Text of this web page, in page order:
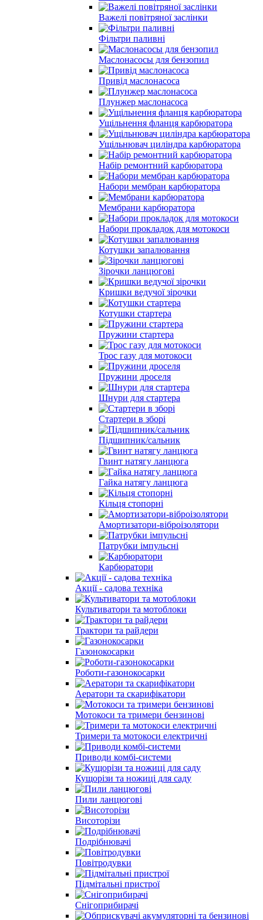
Важелі повітряної заслінки
Фільтри паливні
Маслонасосы для бензопил
Привід маслонасоса
Плунжер маслонасоса
Ущільнення фланця карбюратора
Ущільнювач циліндра карбюратора
Набір ремонтний карбюратора
Набори мембран карбюратора
Мембрани карбюратора
Набори прокладок для мотокоси
Котушки запалювання
Зірочки ланцюгові
Кришки ведучої зірочки
Котушки стартера
Пружини стартера
Трос газу для мотокоси
Пружини дроселя
Шнури для стартера
Стартери в зборі
Підшипник/сальник
Гвинт натягу ланцюга
Гайка натягу ланцюга
Кільця стопорні
Амортизатори-віброізолятори
Патрубки імпульсні
Карбюратори
Акції - садова техніка
Культиватори та мотоблоки
Трактори та райдери
Газонокосарки
Роботи-газонокосарки
Аератори та скарифікатори
Мотокоси та тримери бензинові
Тримери та мотокоси електричні
Приводи комбі-системи
Кущорізи та ножиці для саду
Пили ланцюгові
Висоторізи
Подрібнювачі
Повітродувки
Підмітальні пристрої
Снігоприбирачі